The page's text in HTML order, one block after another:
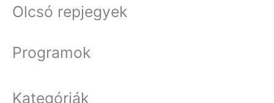
Olcsó repjegyek
Programok
Kategóriák